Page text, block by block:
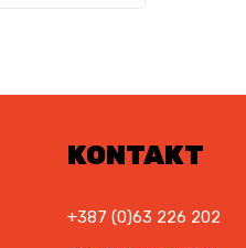
KONTAKT
+387 (0)63 226 202